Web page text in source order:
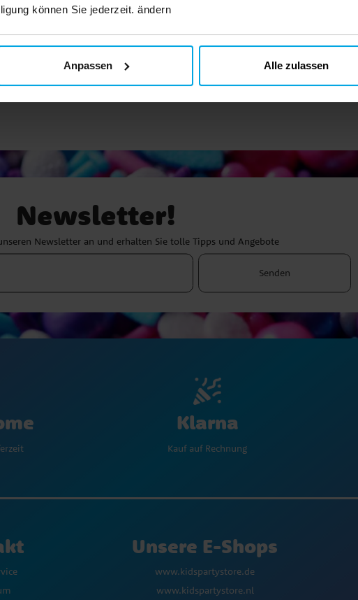
können Sie jederzeit. ändern
Anpassen Alle zulassen
IN DEN KORB
Newsletter!
Newsletter an und erhalten Sie tolle Tipps und Angebote
Senden
Klarna
Kauf auf Rechnung
Unsere E-Shops
www.kidspartystore.de
www.kidspartystore.nl